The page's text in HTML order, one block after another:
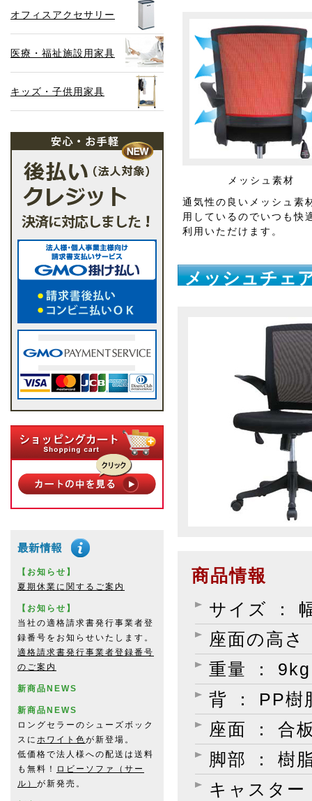
メッシュ素材
通気性の良いメッシュ素
用しているのでいつも快
利用いただけます。
メッシュチェ
商品情報
サイズ ：
座面の高
重量 ： 9kg
背 ： PP樹
座面 ： 合
脚部 ： 樹
キャスタ
オフィスアクセサリー
医療・福祉施設用家具
キッズ・子供用家具
【お知らせ】
夏期休業に関するご案内
【お知らせ】
当社の適格請求書発行事業者登
録番号をお知らせいたします。
適格請求書発行事業者登録番号
のご案内
新商品NEWS
新商品NEWS
ロングセラーのシューズボック
スに ホワイト色が新登場。
低価格で法人様への配送は送料
も無料！
ロビーソファ（サー
ル） が新発売。